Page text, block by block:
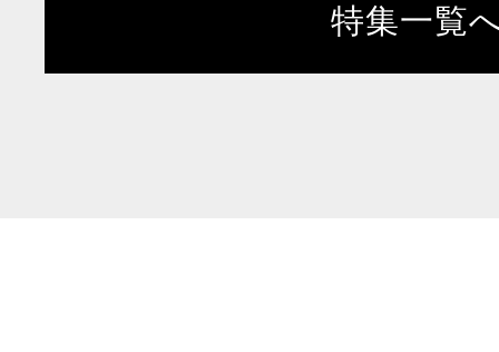
特集一覧